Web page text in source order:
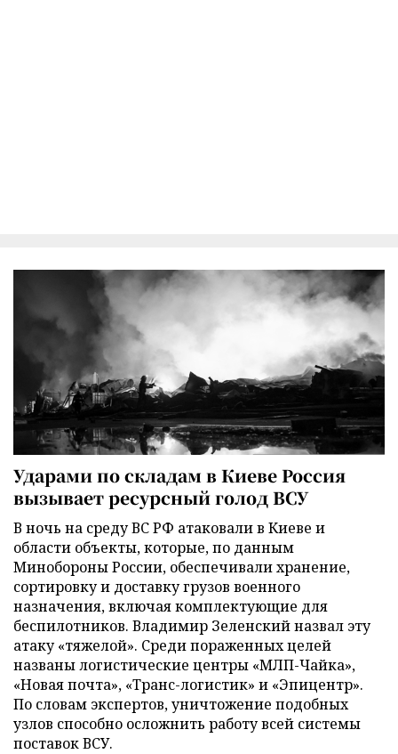
Ударами по складам в Киеве Россия
вызывает ресурсный голод ВСУ
В ночь на среду ВС РФ атаковали в Киеве и
области объекты, которые, по данным
Минобороны России, обеспечивали хранение,
сортировку и доставку грузов военного
назначения, включая комплектующие для
беспилотников. Владимир Зеленский назвал эту
атаку «тяжелой». Среди пораженных целей
названы логистические центры «МЛП-Чайка»,
«Новая почта», «Транс-логистик» и «Эпицентр».
По словам экспертов, уничтожение подобных
узлов способно осложнить работу всей системы
поставок ВСУ.